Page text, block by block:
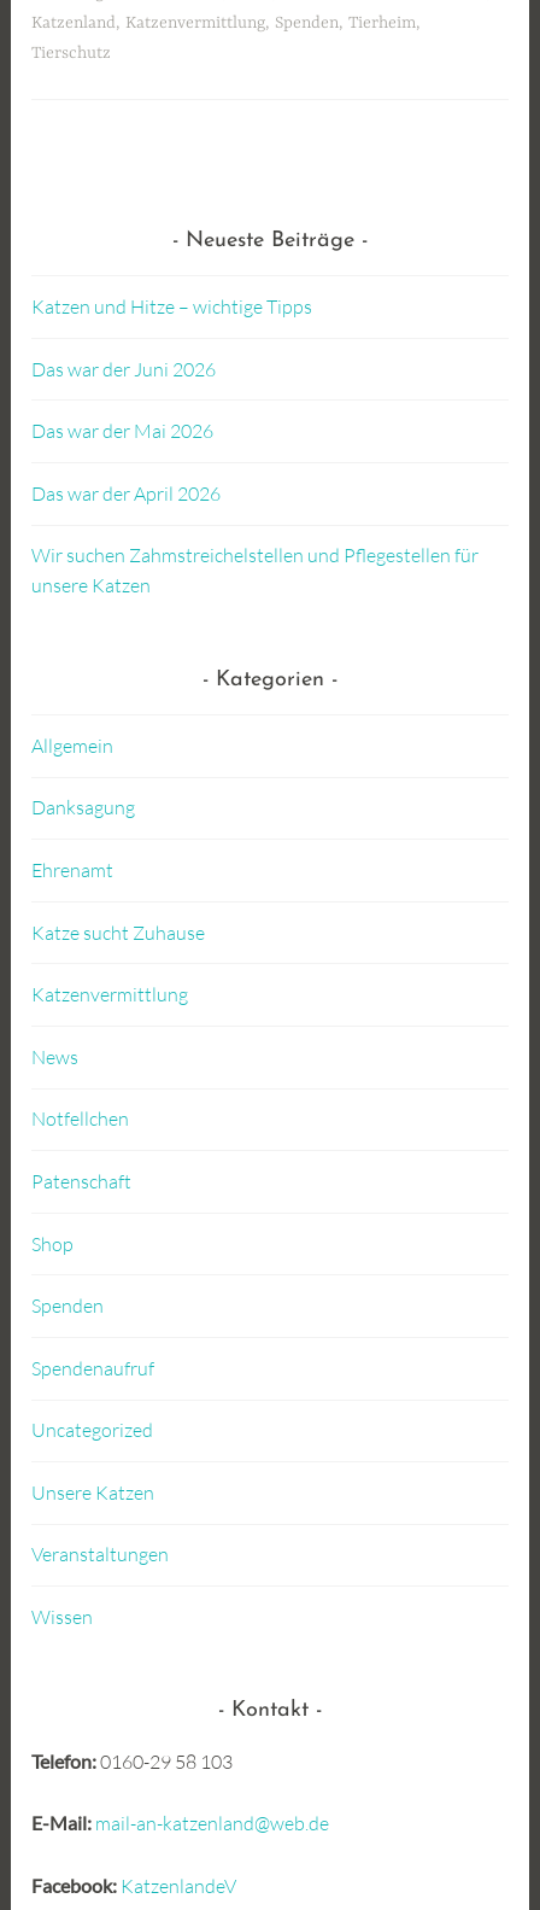
Katzenland, Katzenvermittlung, Spenden,Tierheim,
Tierschutz
Neueste Beiträge
Katzen und Hitze – wichtige Tipps
Das war der Juni 2026
Das war der Mai 2026
Das war der April 2026
Wir suchen Zahmstreichelstellen und Pflegestellen für
unsere Katzen
Kategorien
Allgemein
Danksagung
Ehrenamt
Katze sucht Zuhause
Katzenvermittlung
News
Notfellchen
Patenschaft
Shop
Spenden
Spendenaufruf
Uncategorized
Unsere Katzen
Veranstaltungen
Wissen
Kontakt
Telefon:0160-29 58 103
E-Mail: mail-an-katzenland@web.de
Facebook: KatzenlandeV